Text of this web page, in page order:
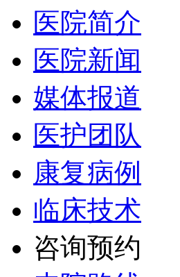
医院简介
医院新闻
媒体报道
医护团队
康复病例
临床技术
咨询预约